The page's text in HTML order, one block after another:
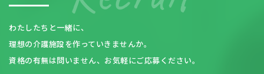
わたしたちと一緒に、
理想の介護施設を作っていきませんか。
資格の有無は問いません、お気軽にご応募ください。